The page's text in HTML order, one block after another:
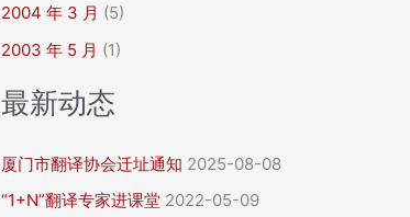
2004 年 3 月 (5)
2003 年 5 月 (1)
最新动态
厦门市翻译协会迁址通知 2025-08-08
“1+N”翻译专家进课堂 2022-05-09